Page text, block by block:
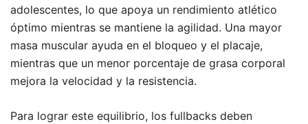
adolescentes, lo que apoya un rendimiento atlético
óptimo mientras se mantiene la agilidad. Una mayor
masa muscular ayuda en el bloqueo y el placaje,
mientras que un menor porcentaje de grasa corporal
mejora la velocidad y la resistencia.
Para lograr este equilibrio, los fullbacks deben